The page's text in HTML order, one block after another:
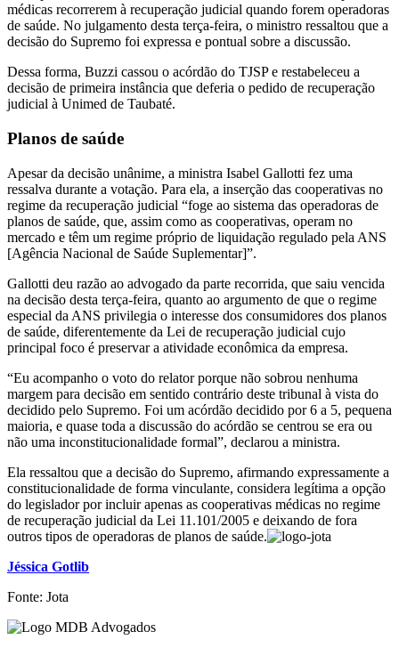
médicas recorrerem à recuperação judicial quando forem operadoras
de saúde. No julgamento desta terça-feira, o ministro ressaltou que a
decisão do Supremo foi expressa e pontual sobre a discussão.
Dessa forma, Buzzi cassou o acórdão do TJSP e restabeleceu a
decisão de primeira instância que deferia o pedido de recuperação
judicial à Unimed de Taubaté.
Planos de saúde
Apesar da decisão unânime, a ministra Isabel Gallotti fez uma
ressalva durante a votação. Para ela, a inserção das cooperativas no
regime da recuperação judicial “foge ao sistema das operadoras de
planos de saúde, que, assim como as cooperativas, operam no
mercado e têm um regime próprio de liquidação regulado pela ANS
[Agência Nacional de Saúde Suplementar]”.
Gallotti deu razão ao advogado da parte recorrida, que saiu vencida
na decisão desta terça-feira, quanto ao argumento de que o regime
especial da ANS privilegia o interesse dos consumidores dos planos
de saúde, diferentemente da Lei de recuperação judicial cujo
principal foco é preservar a atividade econômica da empresa.
“Eu acompanho o voto do relator porque não sobrou nenhuma
margem para decisão em sentido contrário deste tribunal à vista do
decidido pelo Supremo. Foi um acórdão decidido por 6 a 5, pequena
maioria, e quase toda a discussão do acórdão se centrou se era ou
não uma inconstitucionalidade formal”, declarou a ministra.
Ela ressaltou que a decisão do Supremo, afirmando expressamente a
constitucionalidade de forma vinculante, considera legítima a opção
do legislador por incluir apenas as cooperativas médicas no regime
de recuperação judicial da Lei 11.101/2005 e deixando de fora
outros tipos de operadoras de planos de saúde.
Jéssica Gotlib
Fonte: Jota